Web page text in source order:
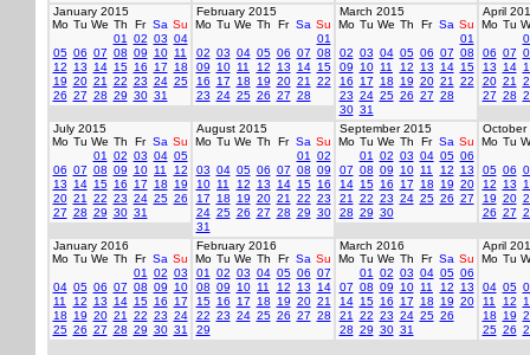
January 2015
Mo Tu We Th Fr Sa Su
01
02 03 04
05 06 07 08 09 10 11
12
13 14 15 16 17
18
19 20 21 22 23 24 25
26 27 28 29 30 31
February 2015
Mo Tu We Th Fr Sa Su
01
02 03 04 05 06 07 08
09
10 11 12 13 14 15
16
17 18 19 20 21
22
23 24 25 26 27 28
March 2015
Mo Tu We Th Fr Sa Su
01
02 03 04 05 06 07 08
09
10 11 12 13 14 15
16
17 18 19 20 21
22
23 24 25 26 27 28
30 31
April
Mo Tu
06 07
13
14
20 21
27 28
July 2015
Mo Tu We Th Fr Sa Su
01
02 03 04 05
06 07 08 09 10 11
12
13
14 15 16 17 18
19
20 21 22 23 24 25 26
27 28 29 30 31
August 2015
Mo Tu We Th Fr Sa Su
01
02
03 04 05 06 07 08 09
10 11 12 13 14 15 16
17
18 19 20 21 22 23
24 25 26 27 28 29 30
31
September 2015
Mo Tu We Th Fr Sa Su
01
02 03 04 05 06
07 08 09 10 11 12
13
14 15 16 17 18 19 20
21
22 23 24 25 26 27
28 29 30
October
Mo Tu
05 06
12
13
19 20
26 27
January 2016
Mo Tu We Th Fr Sa Su
01
02 03
04 05 06 07 08 09
10
11
12 13 14 15 16
17
18
19 20 21 22 23 24
25 26 27 28 29 30 31
February 2016
Mo Tu We Th Fr Sa Su
01
02 03 04 05 06 07
08 09 10 11 12 13
14
15 16 17 18 19 20 21
22 23 24 25 26 27 28
29
March 2016
Mo Tu We Th Fr Sa Su
01
02 03 04 05 06
07 08 09 10 11 12
13
14 15 16 17 18 19 20
21
22 23 24 25 26
28 29 30 31
April
Mo Tu
04 05
11
12
18
19
25 26